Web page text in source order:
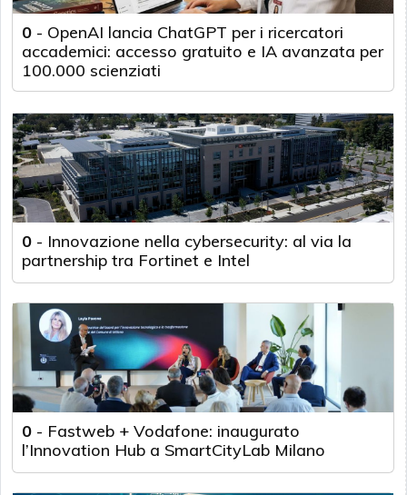
0 - OpenAI lancia ChatGPT per i ricercatori
accademici: accesso gratuito e IA avanzata per
100.000 scienziati
0 - Innovazione nella cybersecurity: al via la
partnership tra Fortinet e Intel
0 - Fastweb + Vodafone: inaugurato
l’Innovation Hub a SmartCityLab Milano